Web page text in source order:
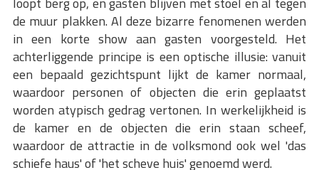
de muur plakken. Al deze bizarre fenomenen werden
in een korte show aan gasten voorgesteld. Het
achterliggende principe is een optische illusie: vanuit
een bepaald gezichtspunt lijkt de kamer normaal,
waardoor personen of objecten die erin geplaatst
worden atypisch gedrag vertonen. In werkelijkheid is
de kamer en de objecten die erin staan scheef,
waardoor de attractie in de volksmond ook wel 'das
schiefe haus' of 'het scheve huis' genoemd werd.